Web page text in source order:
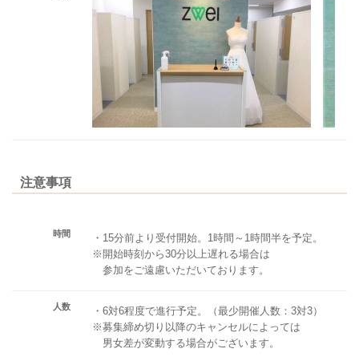
注意事項
時間
・15分前より受付開始。1時間～1時間半を予定。
※開始時刻から30分以上遅れる場合は
参加をご遠慮いただいております。
人数
・6対6程度で進行予定。（最少開催人数：3対3）
※募集締め切り以降のキャンセルによっては
男女差が変動する場合がございます。